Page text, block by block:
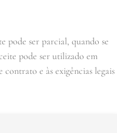
pode ser parcial, quando se
pode ser utilizado em
e às exigências legais